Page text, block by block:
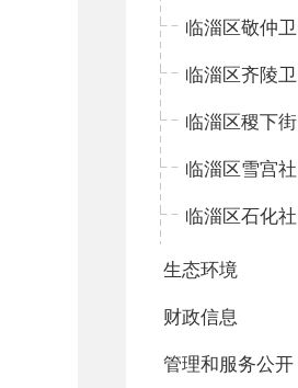
生态环境
财政信息
管理和服务公开